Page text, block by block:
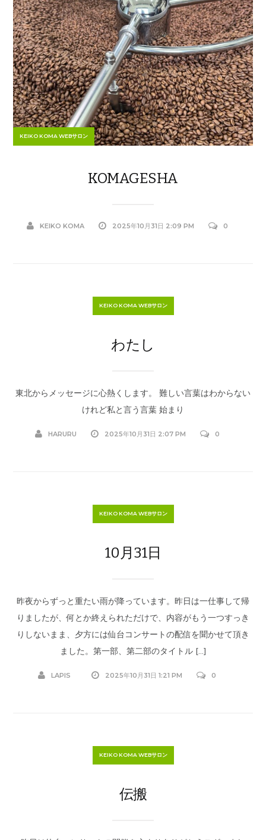
KEIKO KOMA WEBサロン
KOMAGESHA
KEIKO KOMA 2025年10月31日 2:09 PM 0
KEIKO KOMA WEBサロン
わたし
東北からメッセージに心熱くします。 難しい言葉はわからない
けれど私と言う言葉 始まり
HARURU 2025年10月31日 2:07 PM 0
KEIKO KOMA WEBサロン
10月31日
昨夜からずっと重たい雨が降っています。昨日は一仕事して帰
りましたが、何とか終えられただけで、内容がもう一つすっき
りしないまま、夕方には仙台コンサートの配信を聞かせて頂き
ました。第一部、第二部のタイトル […]
LAPIS 2025年10月31日 1:21 PM 0
KEIKO KOMA WEBサロン
伝搬